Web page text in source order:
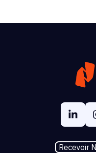
Recevoir